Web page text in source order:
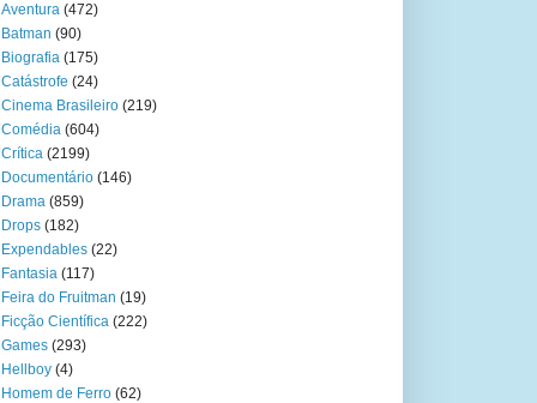
Aventura (472)
Batman (90)
Biografia (175)
Catástrofe (24)
Cinema Brasileiro (219)
Comédia (604)
Crítica (2199)
Documentário (146)
Drama (859)
Drops (182)
Expendables (22)
Fantasia (117)
Feira do Fruitman (19)
Ficção Científica (222)
Games (293)
Hellboy (4)
Homem de Ferro (62)